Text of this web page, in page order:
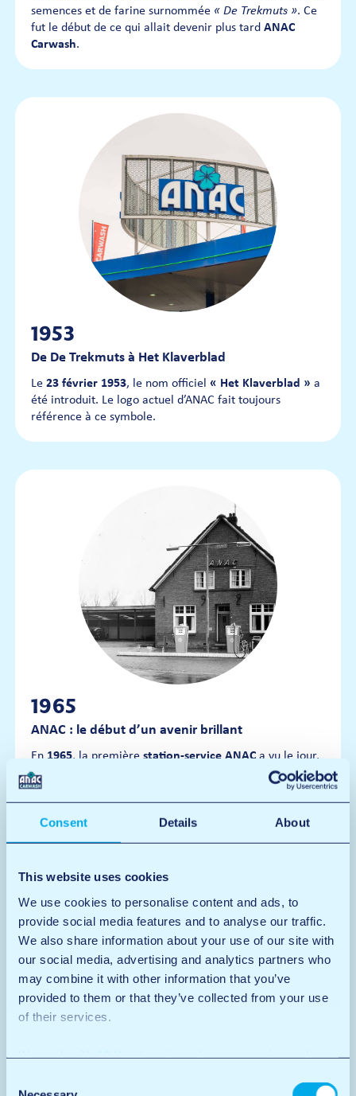
Consent Details About
This website uses cookies
We use cookies to personalise content and ads, to
provide social media features and to analyse our traffic.
We also share information about your use of our site with
our social media, advertising and analytics partners who
may combine it with other information that you’ve
provided to them or that they’ve collected from your use
of their services.
semences et de farine surnommée « De Trekmuts ». Ce
fut le début de ce qui allait devenir plus tard ANAC
Carwash.
1953
De De Trekmuts à Het Klaverblad
Le 23 février 1953, le nom officiel « Het Klaverblad » a
été introduit. Le logo actuel d’ANAC fait toujours
référence à ce symbole.
1965
ANAC : le début d’un avenir brillant
En1965, la premièrestation-service ANACa vu le jour,
complétée plus tard par un atelier automobile.ANAC
signifie
Algemene Nederlandse Automobielen Club.